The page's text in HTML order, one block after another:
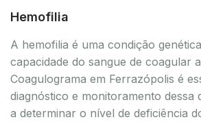
Hemofilia
A hemofilia é uma condição
capacidade do sangue de coagular
Coagulograma em Ferrazópolis é
diagnóstico e monitoramento dessa
a determinar o nível de deficiência